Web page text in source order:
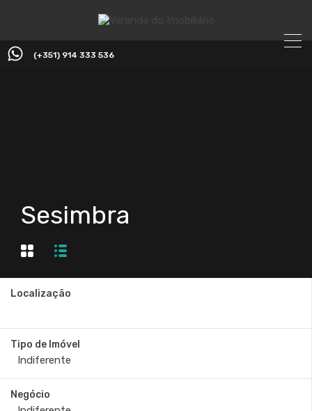
(+351) 914 333 536
Sesimbra
Localização
Tipo de Imóvel
Negócio